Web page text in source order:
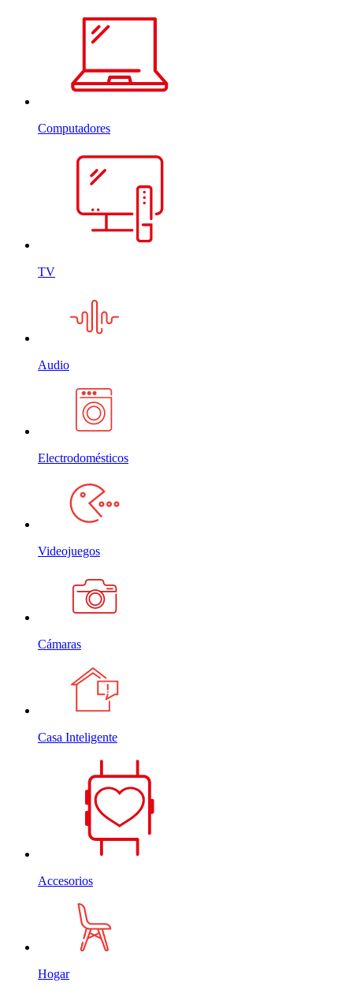
Computadores
TV
Audio
Electrodomésticos
Videojuegos
Cámaras
Casa Inteligente
Accesorios
Hogar